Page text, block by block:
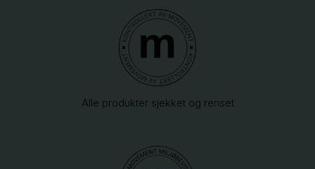
Alle produkter sjekket og renset